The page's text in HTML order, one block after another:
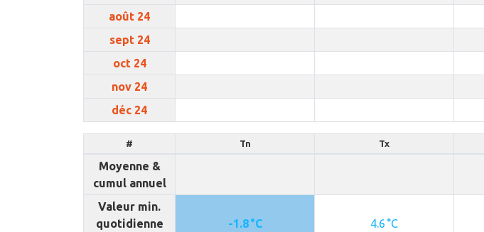
août 24
sept 24
oct 24
nov 24
déc 24
# Tn Tx
Moyenne &
cumul annuel
Valeur min.
quotidienne
-1.8 °C 4.6 °C